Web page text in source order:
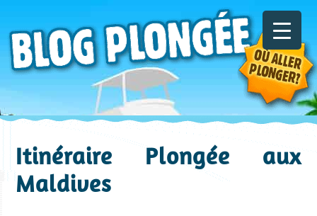
Itinéraire Plongée aux
Maldives